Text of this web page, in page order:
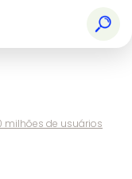
milhões de usuários